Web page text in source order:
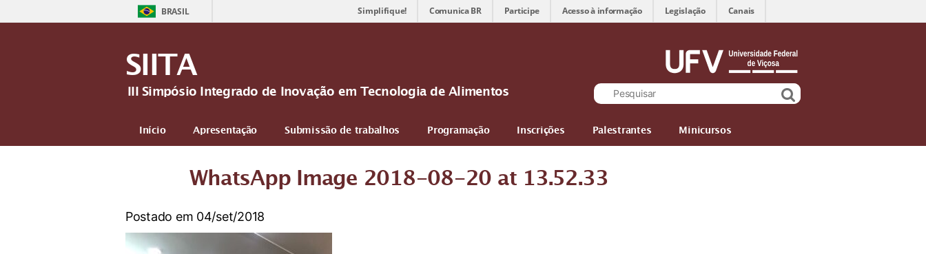
BRASIL Simplifique! Comunica BR Participe Acesso à informação Legislação Canais
SIITA
III Simpósio Integrado de Inovação em Tecnologia de Alimentos
Início Apresentação Submissão de trabalhos Programação Inscrições Palestrantes
Minicursos
WhatsApp Image 2018-08-20 at 13.52.33
Postado em 04/set/2018